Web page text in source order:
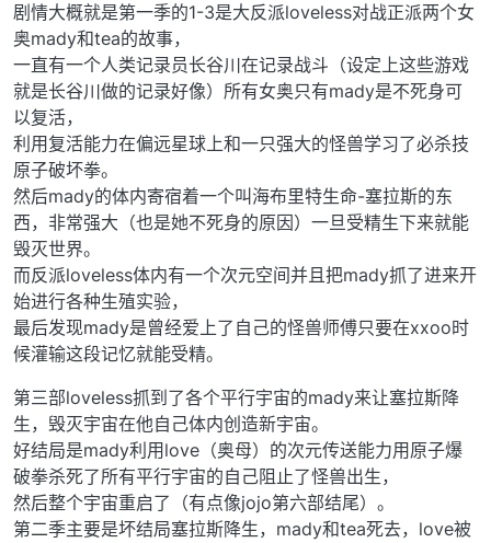
剧情大概就是第一季的1-3是大反派loveless对战正派两个女
奥mady和tea的故事，
一直有一个人类记录员长谷川在记录战斗（设定上这些游戏
就是长谷川做的记录好像）所有女奥只有mady是不死身可
以复活，
利用复活能力在偏远星球上和一只强大的怪兽学习了必杀技
原子破坏拳。
然后mady的体内寄宿着一个叫海布里特生命-塞拉斯的东
西，非常强大（也是她不死身的原因）一旦受精生下来就能
毁灭世界。
而反派loveless体内有一个次元空间并且把mady抓了进来开
始进行各种生殖实验，
最后发现mady是曾经爱上了自己的怪兽师傅只要在xxoo时
候灌输这段记忆就能受精。
第三部loveless抓到了各个平行宇宙的mady来让塞拉斯降
生，毁灭宇宙在他自己体内创造新宇宙。
好结局是mady利用love（奥母）的次元传送能力用原子爆
破拳杀死了所有平行宇宙的自己阻止了怪兽出生，
然后整个宇宙重启了（有点像jojo第六部结尾）。
第二季主要是坏结局塞拉斯降生，mady和tea死去，love被